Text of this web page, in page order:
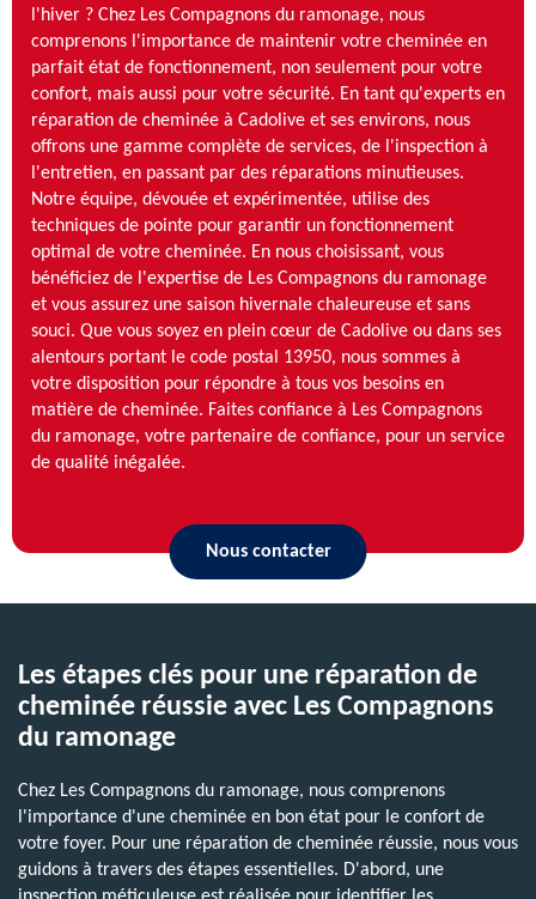
l'hiver ? Chez Les Compagnons du ramonage, nous
comprenons l'importance de maintenir votre cheminée en
parfait état de fonctionnement, non seulement pour votre
confort, mais aussi pour votre sécurité. En tant qu'experts en
réparation de cheminée à Cadolive et ses environs, nous
offrons une gamme complète de services, de l'inspection à
l'entretien, en passant par des réparations minutieuses.
Notre équipe, dévouée et expérimentée, utilise des
techniques de pointe pour garantir un fonctionnement
optimal de votre cheminée. En nous choisissant, vous
bénéficiez de l'expertise de Les Compagnons du ramonage
et vous assurez une saison hivernale chaleureuse et sans
souci. Que vous soyez en plein cœur de Cadolive ou dans ses
alentours portant le code postal 13950, nous sommes à
votre disposition pour répondre à tous vos besoins en
matière de cheminée. Faites confiance à Les Compagnons
du ramonage, votre partenaire de confiance, pour un service
de qualité inégalée.
Nous contacter
Les étapes clés pour une réparation de
cheminée réussie avec Les Compagnons
du ramonage
Chez Les Compagnons du ramonage, nous comprenons
l'importance d'une cheminée en bon état pour le confort de
votre foyer. Pour une réparation de cheminée réussie, nous vous
guidons à travers des étapes essentielles. D'abord, une